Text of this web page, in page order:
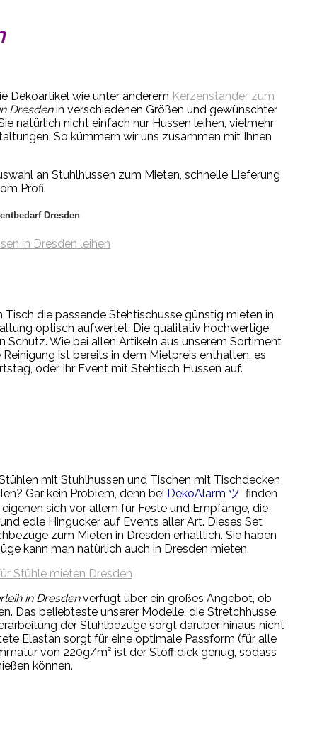
Dekoartikel wie unter anderem Kerzenständer zum
Dresdenin verschiedenen Größen und gewünschter
natürlich nicht einfach nur Hussen leihen, vielmehr
So kümmern wir uns zusammen mit Ihnen
an Stuhlhussen zum Mieten, schnelle Lieferung
Profi.
Dresden
die passende Stehtischusse günstig mieten in
optisch aufwertet. Die qualitativ hochwertige
Wie bei allen Artikeln aus unserem Sortiment
ist bereits in dem Mietpreis enthalten, es
oder Ihr Event mit Stehtisch Hussen auf.
mit Stuhlhussen und Tischen mit Tischdecken
Gar kein Problem, denn bei DekoAlarm ツ finden
sich vor allem für Feste und Empfänge, die
edle Hingucker auf Events aller Art. Dieses Set
zum Mieten in Dresden erhältlich. Sie haben
kann man natürlich auch in Dresden mieten.
in Dresdenverfügt über ein großes Angebot, ob
Das beliebteste unserer Modelle, die Stretchhusse,
der Stuhlbezüge sorgt darüber hinaus nicht
Elastan sorgt für eine optimale Passform (für alle
von 220g/m² ist der Stoff dick genug, sodass
können.